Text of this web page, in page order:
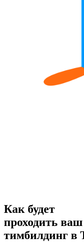
Как будет
проходить ваш
тимбилдинг в